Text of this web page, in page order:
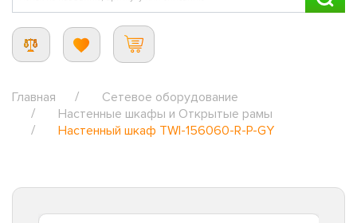
Главная
Сетевое оборудование
Настенные шкафы и Открытые рамы
Настенный шкаф TWI-156060-R-P-GY